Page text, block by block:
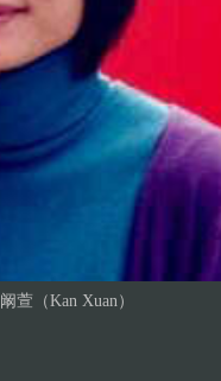
阚萱（Kan Xuan）